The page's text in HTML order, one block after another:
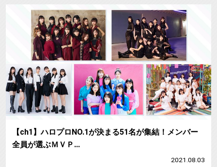
【ch1】ハロプロNO.1が決まる51名が集結！メンバー
全員が選ぶＭＶＰ…
2021.08.03